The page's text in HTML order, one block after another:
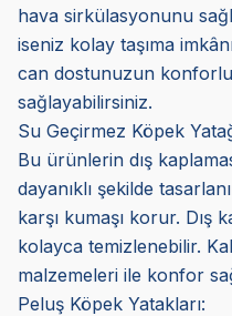
hava sirkülasyonunu
iseniz kolay taşıma
can dostunuzun
sağlayabilirsiniz.
Su Geçirmez Köpek
Bu ürünlerin dış
dayanıklı şekilde
karşı kumaşı korur. Dış
kolayca temizlenebilir.
malzemeleri ile konfor
Peluş Köpek Yatakları: